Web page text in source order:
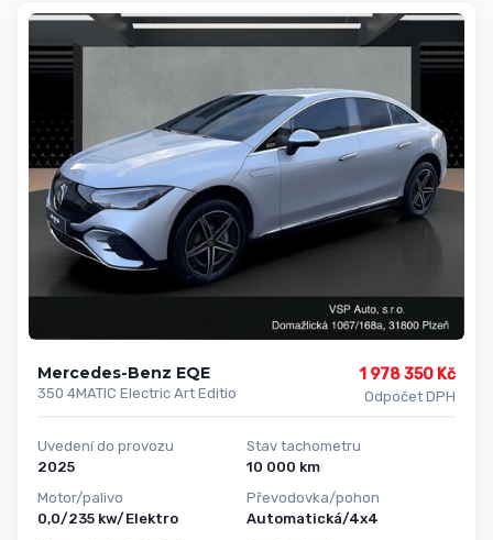
Mercedes-Benz EQE
350 4MATIC Electric Art Editio
1 978 350 Kč
Odpočet DPH
Uvedení do provozu
2025
Motor/palivo
0,0/235 kw/Elektro
Stav tachometru
10 000 km
Převodovka/pohon
Automatická/4x4